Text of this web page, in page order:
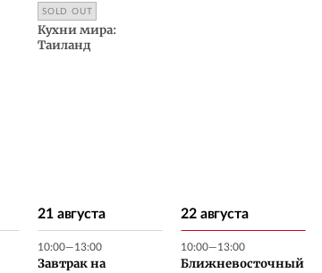
SOLD OUT
Кухни мира:
Таиланд
21 августа
10:00—13:00
Завтрак на
22 августа
10:00—13:00
Ближневосточный